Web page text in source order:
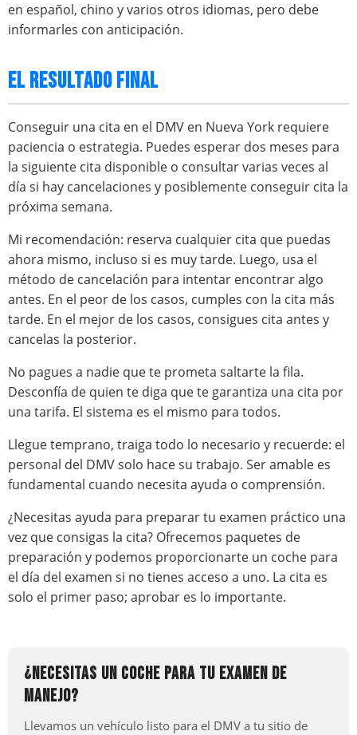
en español, chino y varios otros idiomas, pero debe
informarles con anticipación.
EL RESULTADO FINAL
Conseguir una cita en el DMV en Nueva York requiere
paciencia o estrategia. Puedes esperar dos meses para
la siguiente cita disponible o consultar varias veces al
día si hay cancelaciones y posiblemente conseguir cita la
próxima semana.
Mi recomendación: reserva cualquier cita que puedas
ahora mismo, incluso si es muy tarde. Luego, usa el
método de cancelación para intentar encontrar algo
antes. En el peor de los casos, cumples con la cita más
tarde. En el mejor de los casos, consigues cita antes y
cancelas la posterior.
No pagues a nadie que te prometa saltarte la fila.
Desconfía de quien te diga que te garantiza una cita por
una tarifa. El sistema es el mismo para todos.
Llegue temprano, traiga todo lo necesario y recuerde: el
personal del DMV solo hace su trabajo. Ser amable es
fundamental cuando necesita ayuda o comprensión.
¿Necesitas ayuda para preparar tu examen práctico una
vez que consigas la cita? Ofrecemos paquetes de
preparación y podemos proporcionarte un coche para
el día del examen si no tienes acceso a uno. La cita es
solo el primer paso; aprobar es lo importante.
¿NECESITAS UN COCHE PARA TU EXAMEN DE
MANEJO?
Llevamos un vehículo listo para el DMV a tu sitio de